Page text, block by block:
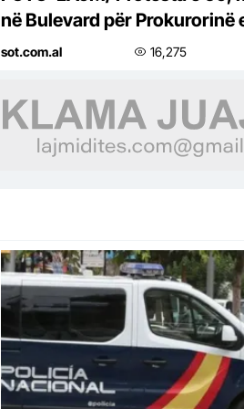
në Bulevard për Prokurorinë
Posaçme: SPAK, çfarë pret?
sot.com.al 16,275